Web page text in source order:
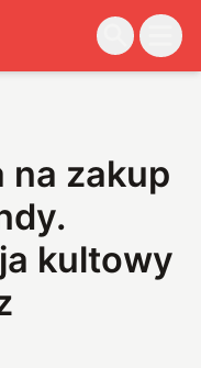
na zakup
kultowy